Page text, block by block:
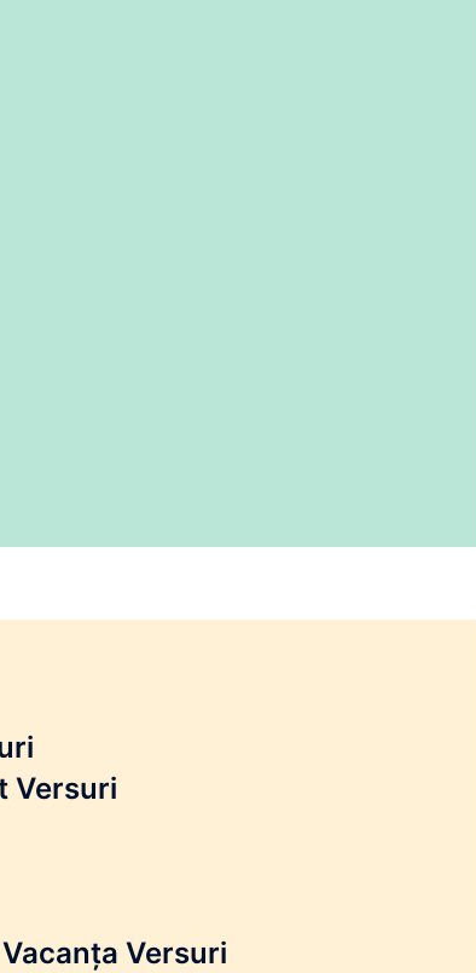
Versuri
Versuri